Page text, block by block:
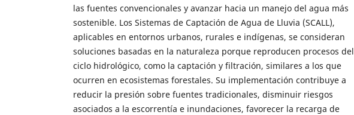
las fuentes convencionales y avanzar hacia un manejo del agua más
sostenible. Los Sistemas de Captación de Agua de Lluvia (SCALL),
aplicables en entornos urbanos, rurales e indígenas, se consideran
soluciones basadas en la naturaleza porque reproducen procesos del
ciclo hidrológico, como la captación y filtración, similares a los que
ocurren en ecosistemas forestales. Su implementación contribuye a
reducir la presión sobre fuentes tradicionales, disminuir riesgos
asociados a la escorrentía e inundaciones, favorecer la recarga de